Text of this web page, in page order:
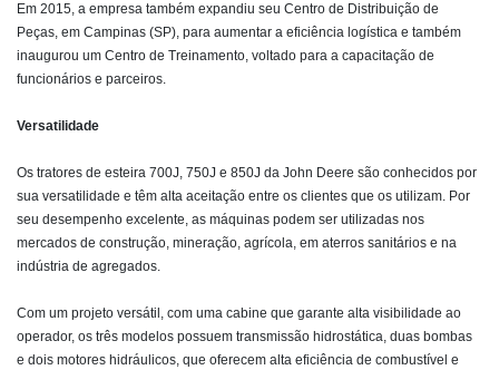
Em 2015, a empresa também expandiu seu Centro de Distribuição de
Peças, em Campinas (SP), para aumentar a eficiência logística e também
inaugurou um Centro de Treinamento, voltado para a capacitação de
funcionários e parceiros.
Versatilidade
Os tratores de esteira 700J, 750J e 850J da John Deere são conhecidos por
sua versatilidade e têm alta aceitação entre os clientes que os utilizam. Por
seu desempenho excelente, as máquinas podem ser utilizadas nos
mercados de construção, mineração, agrícola, em aterros sanitários e na
indústria de agregados.
Com um projeto versátil, com uma cabine que garante alta visibilidade ao
operador, os três modelos possuem transmissão hidrostática, duas bombas
e dois motores hidráulicos, que oferecem alta eficiência de combustível e